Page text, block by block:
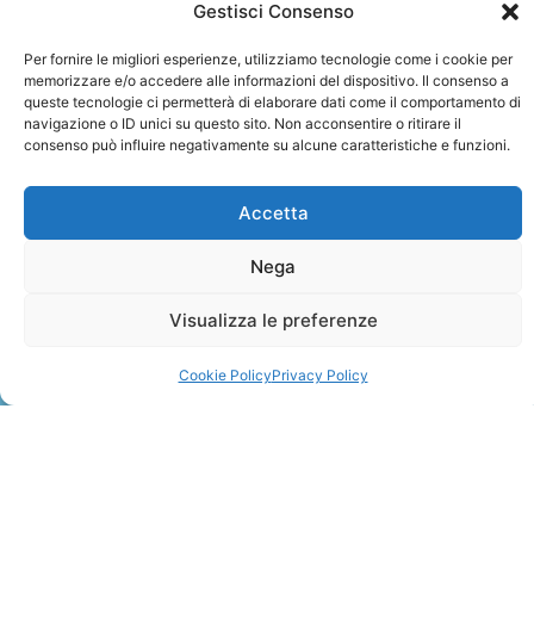
Gestisci Consenso
Per fornire le migliori esperienze, utilizziamo tecnologie come i cookie per
memorizzare e/o accedere alle informazioni del dispositivo. Il consenso a
queste tecnologie ci permetterà di elaborare dati come il comportamento di
navigazione o ID unici su questo sito. Non acconsentire o ritirare il
consenso può influire negativamente su alcune caratteristiche e funzioni.
Accetta
Nega
Visualizza le preferenze
Cookie PolicyPrivacy Policy